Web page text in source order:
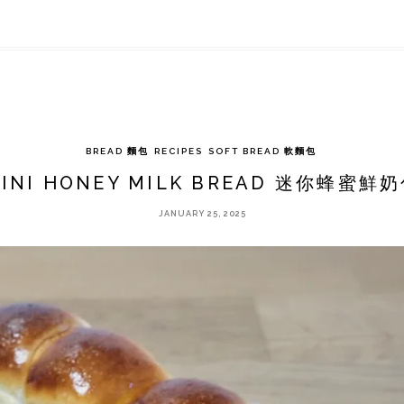
BREAD 麵包 RECIPES SOFT BREAD 軟麵包
HONEY MILK BREAD 迷你蜂蜜鮮奶
JANUARY 25, 2025